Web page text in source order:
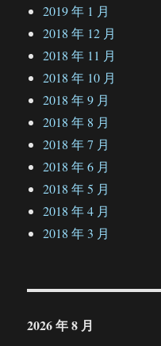
2019 年 1 月
2018 年 12 月
2018 年 11 月
2018 年 10 月
2018 年 9 月
2018 年 8 月
2018 年 7 月
2018 年 6 月
2018 年 5 月
2018 年 4 月
2018 年 3 月
2026 年 8 月